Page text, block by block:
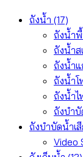
ถังน้ำ (17)
ถังน้ำ
ถังน้ำส
ถังน้ำแ
ถังน้ำโ
ถังน้ำไ
ถังบำบั
ถังบำบัดน้ำเ
Video